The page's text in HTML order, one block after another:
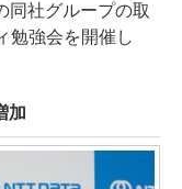
同社グループの取
勉強会を開催し
加